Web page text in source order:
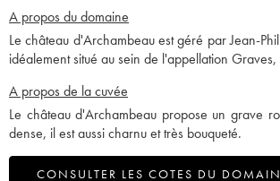
A propos du domaine
Le château d'Archambeau est géré par Jean-
idéalement situé au sein de l'appellation
A propos de la cuvée
Le château d'Archambeau propose un grave
dense, il est aussi charnu et très bouqueté.
CONSULTER LES COTES DU